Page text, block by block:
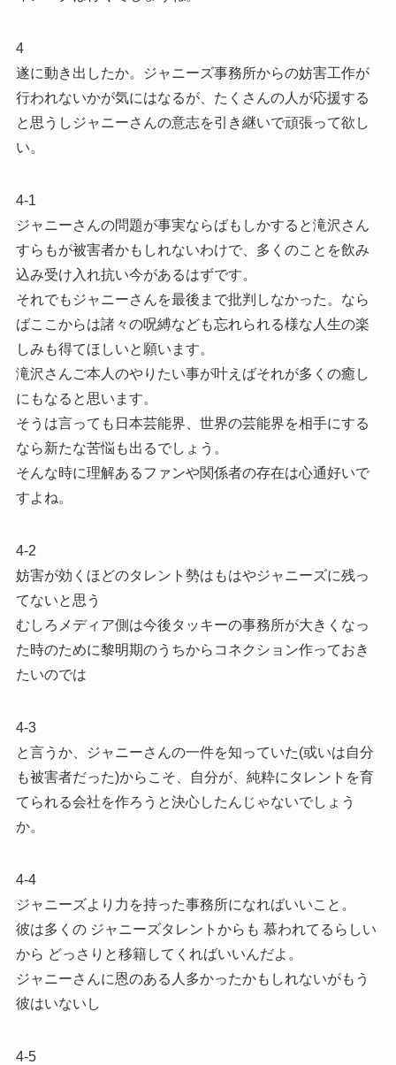
4
遂に動き出したか。ジャニーズ事務所からの妨害工作が
行われないかが気にはなるが、たくさんの人が応援する
と思うしジャニーさんの意志を引き継いで頑張って欲し
い。
4-1
ジャニーさんの問題が事実ならばもしかすると滝沢さん
すらもが被害者かもしれないわけで、多くのことを飲み
込み受け入れ抗い今があるはずです。
それでもジャニーさんを最後まで批判しなかった。なら
ばここからは諸々の呪縛なども忘れられる様な人生の楽
しみも得てほしいと願います。
滝沢さんご本人のやりたい事が叶えばそれが多くの癒し
にもなると思います。
そうは言っても日本芸能界、世界の芸能界を相手にする
なら新たな苦悩も出るでしょう。
そんな時に理解あるファンや関係者の存在は心通好いで
すよね。
4-2
妨害が効くほどのタレント勢はもはやジャニーズに残っ
てないと思う
むしろメディア側は今後タッキーの事務所が大きくなっ
た時のために黎明期のうちからコネクション作っておき
たいのでは
4-3
と言うか、ジャニーさんの一件を知っていた(或いは自分
も被害者だった)からこそ、自分が、純粋にタレントを育
てられる会社を作ろうと決心したんじゃないでしょう
か。
4-4
ジャニーズより力を持った事務所になればいいこと。
彼は多くの ジャニーズタレントからも 慕われてるらしい
から どっさりと移籍してくればいいんだよ。
ジャニーさんに恩のある人多かったかもしれないがもう
彼はいないし
4-5